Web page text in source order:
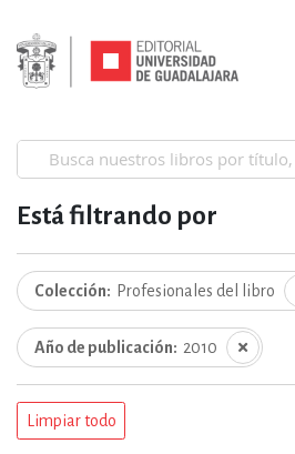
Está filtrando por
Colección Profesionales del libro
Año de publicación 2010
Limpiar todo